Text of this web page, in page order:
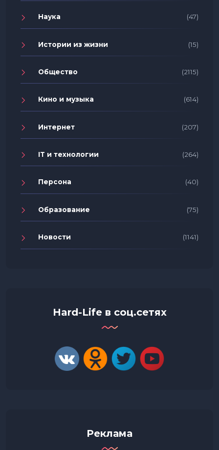
Наука (47)
Истории из жизни (15)
Общество (2115)
Кино и музыка (614)
Интернет (207)
IT и технологии (264)
Персона (40)
Образование (75)
Новости (1141)
Hard-Life в соц.сетях
Реклама